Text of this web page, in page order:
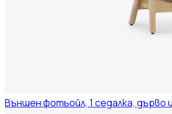
Външен фотьойл, 1 седалка, дърво